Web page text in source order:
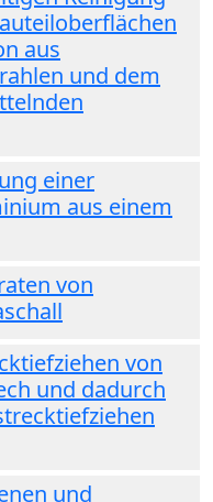
aus
und dem
einer
aus einem
von
von
und dadurch
und